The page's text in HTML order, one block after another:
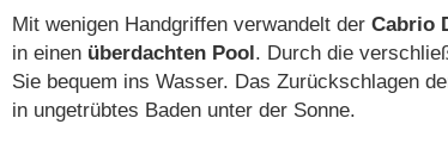
Mit wenigen Handgriffen verwandelt der Cabrio
in einen überdachten Pool . Durch die
Sie bequem ins Wasser. Das Zurückschlagen
in ungetrübtes Baden unter der Sonne.